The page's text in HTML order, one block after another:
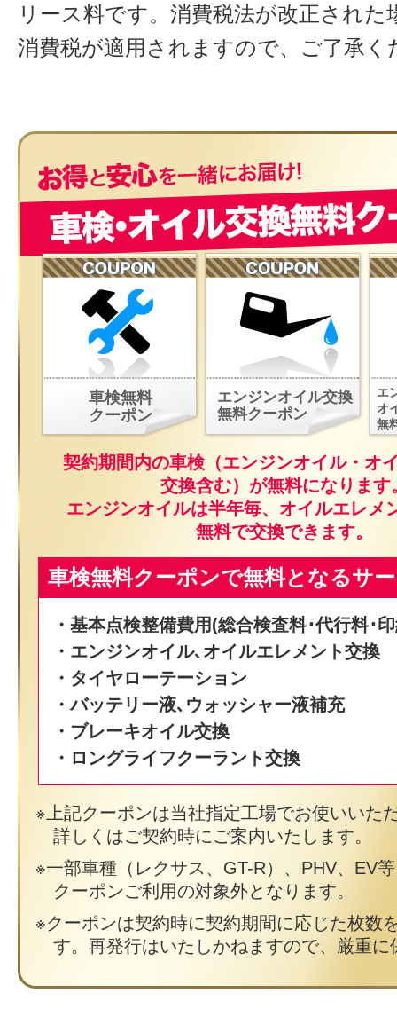
リース料です。消費税法が改正された
消費税が適用されますので、ご了承く
車検無料
クーポン
エンジンオイル交換
無料クーポン
エ
オ
無
契約期間内の車検（エンジンオイル・オ
交換含む）が無料になります
エンジンオイルは半年毎、オイルエレメ
無料で交換できます。
車検無料クーポンで無料となるサ
・基本点検整備費用(総合検査料･代行料･
・エンジンオイル､オイルエレメント交換
・タイヤローテーション
・バッテリー液､ウォッシャー液補充
・ブレーキオイル交換
・ロングライフクーラント交換
上記クーポンは当社指定工場でお使いいた
詳しくはご契約時にご案内いたします。
一部車種（レクサス、GT-R）、PHV、EV
クーポンご利用の対象外となります。
クーポンは契約時に契約期間に応じた枚数
す。再発行はいたしかねますので、厳重に